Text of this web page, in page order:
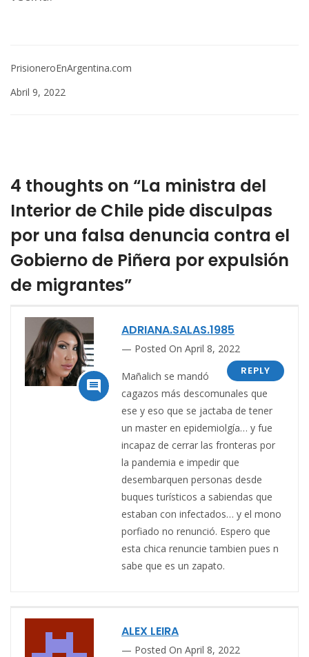
PrisioneroEnArgentina.com
Abril 9, 2022
4 thoughts on “La ministra del
Interior de Chile pide disculpas
por una falsa denuncia contra el
Gobierno de Piñera por expulsión
de migrantes”

ADRIANA.SALAS.1985
Posted On April 8, 2022
REPLY
Mañalich se mandó
cagazos más descomunales que
ese y eso que se jactaba de tener
un master en epidemiolgía… y fue
incapaz de cerrar las fronteras por
la pandemia e impedir que
desembarquen personas desde
buques turísticos a sabiendas que
estaban con infectados… y el mono
porfiado no renunció. Espero que
esta chica renuncie tambien pues n
sabe que es un zapato.
ALEX LEIRA
Posted On April 8, 2022